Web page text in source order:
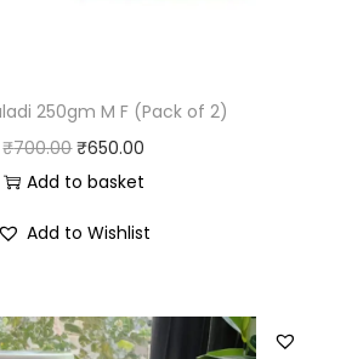
250gm M F (Pack of 2)
₹700.00 ₹650.00
Add to basket
Add to Wishlist